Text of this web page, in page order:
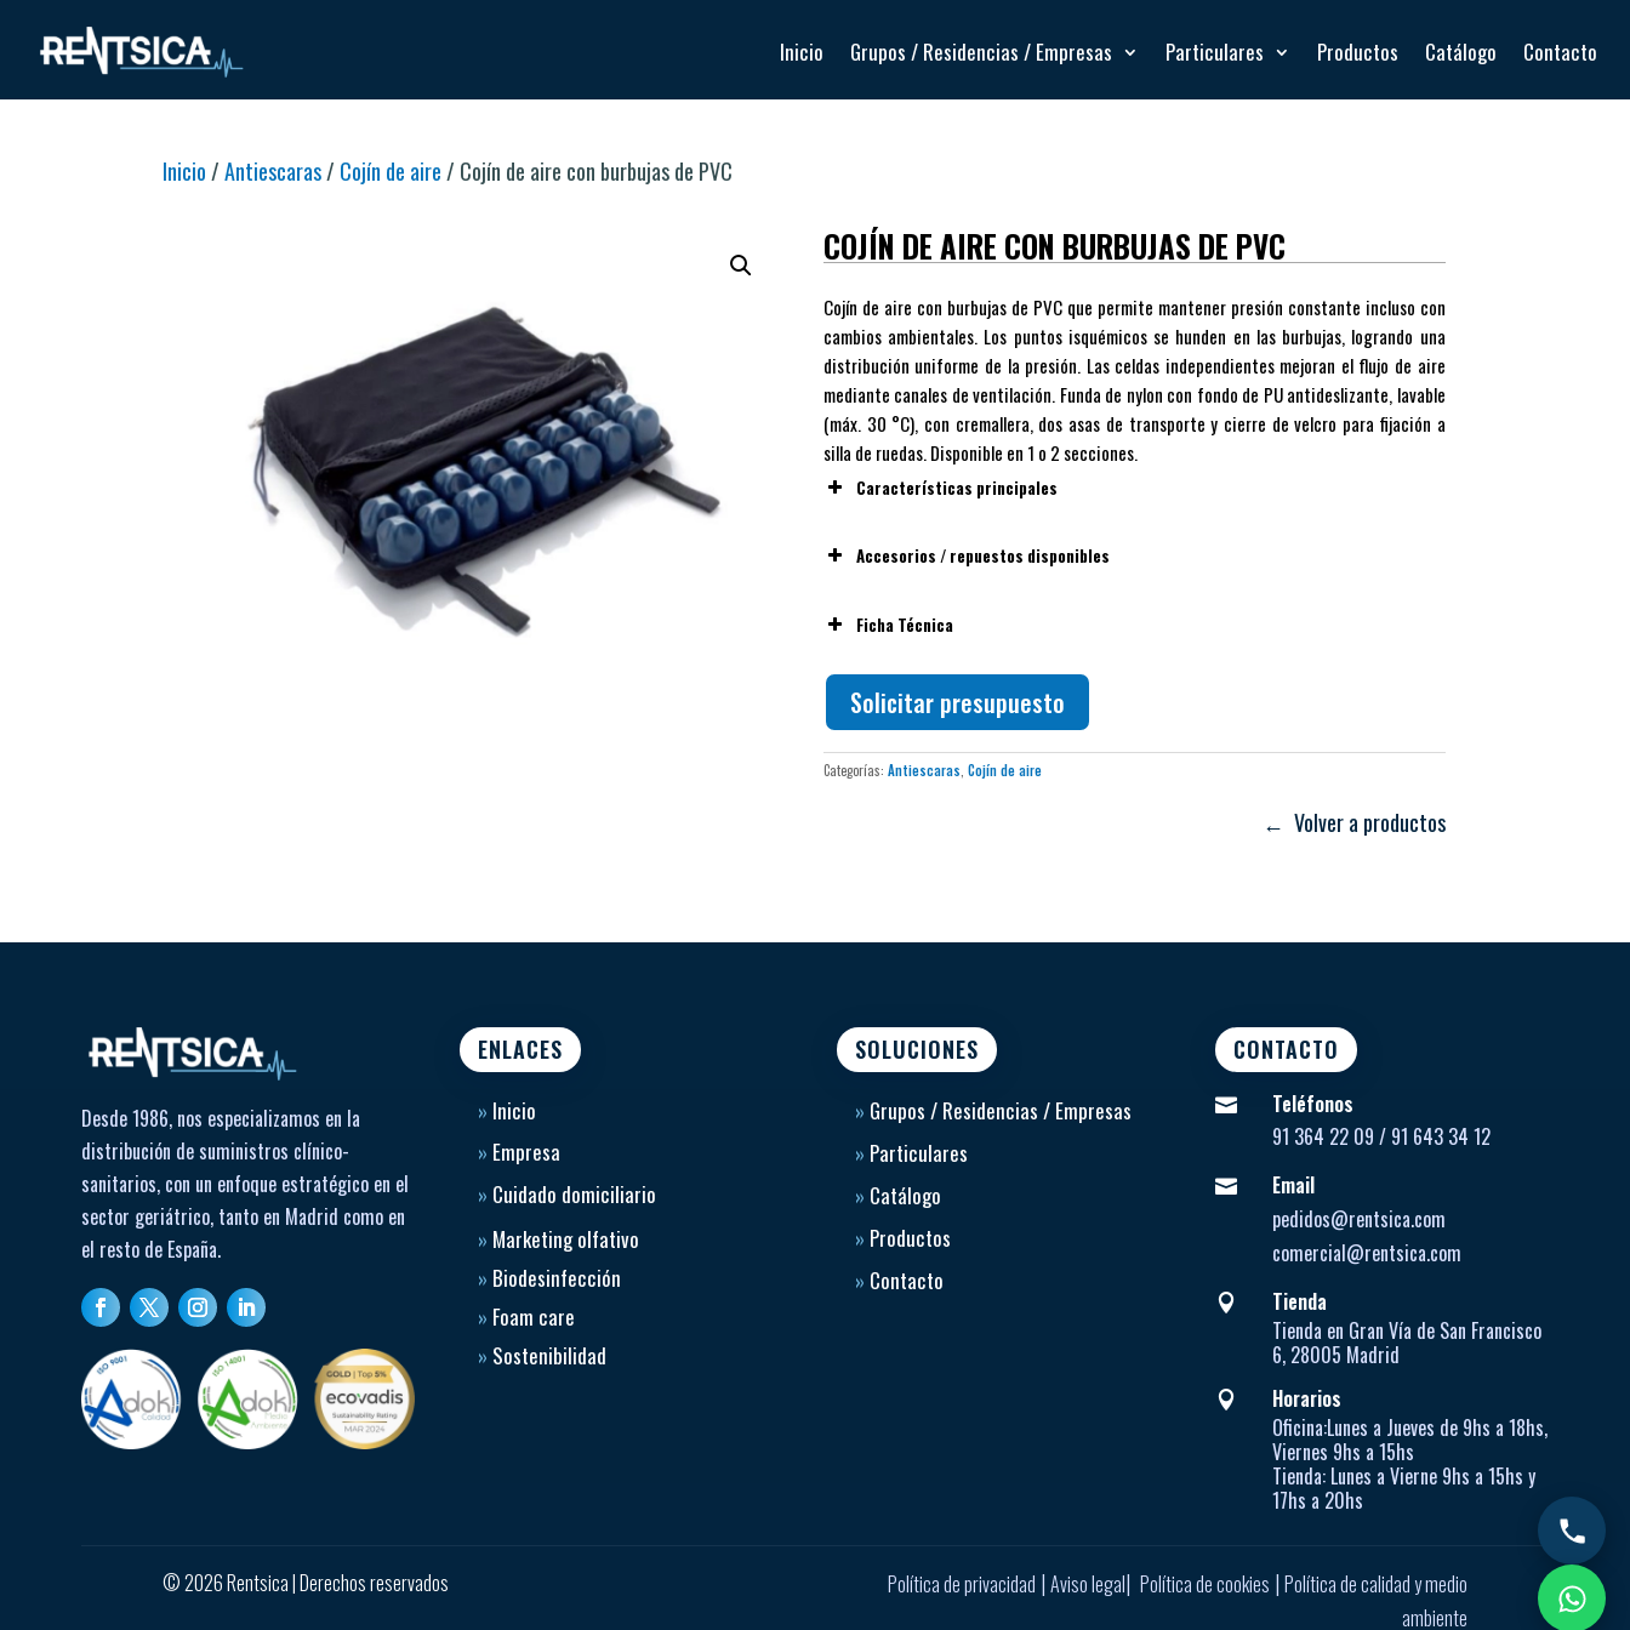
Inicio Grupos / Residencias / Empresas Particulares Productos Catálogo Contacto
Inicio /Antiescaras/ Cojín de aire / Cojín de aire con burbujas de PVC
COJÍN DE AIRE CON BURBUJAS DE PVC
Cojín de aire con burbujas de PVC que permite mantener presión constante incluso con
cambios ambientales. Los puntos isquémicos se hunden en las burbujas, logrando una
distribución uniforme de la presión. Las celdas independientes mejoran el flujo de aire
mediante canales de ventilación. Funda de nylon con fondo de PU antideslizante, lavable
(máx. 30 °C), con cremallera, dos asas de transporte y cierre de velcro para fijación a
silla de ruedas. Disponible en 1 o 2 secciones.
Características principales
Accesorios / repuestos disponibles
Ficha Técnica
Solicitar presupuesto
Categorías: Antiescaras Cojín de aire
← Volver a productos
Desde 1986, nos especializamos en la
distribución de suministros clínico-
sanitarios, con un enfoque estratégico en el
sector geriátrico, tanto en Madrid como en
el resto de España.
ENLACES
» Inicio
» Empresa
» Cuidado domiciliario
» Marketing olfativo
» Biodesinfección
» Foam care
» Sostenibilidad
SOLUCIONES
» Grupos / Residencias / Empresas
» Particulares
» Catálogo
» Productos
» Contacto
CONTACTO

Teléfonos
91 364 22 09 / 91 643 34 12

Email
pedidos@rentsica.com
comercial@rentsica.com

Tienda
Tienda en Gran Vía de San Francisco
6, 28005 Madrid

Horarios
Oficina:Lunes a Jueves de9hs a 18hs,
Viernes 9hs a 15hs
Tienda: Lunes a Vierne9hs a 15hs y
17hs a 20hs
© 2026 Rentsica | Derechos reservados Política de privacidad | Aviso legal| Política de cookies | Política de calidad y medio
ambiente